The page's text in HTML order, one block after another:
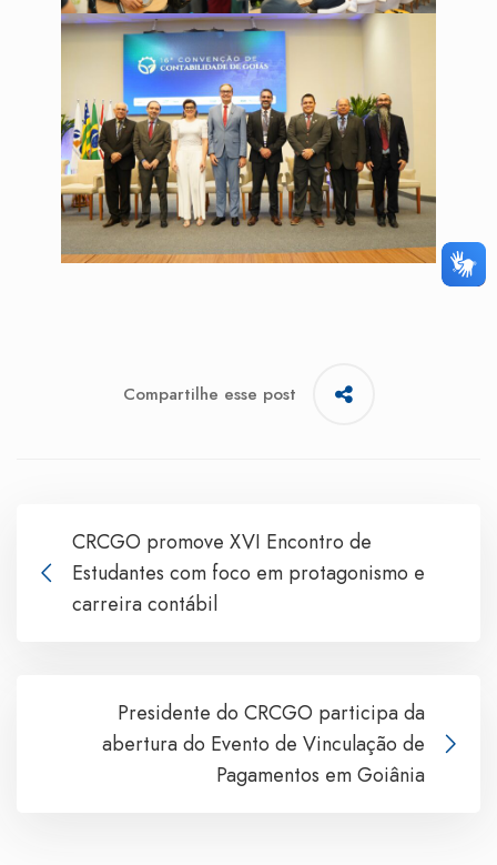
Compartilhe esse post
CRCGO promove XVI Encontro de
Estudantes com foco em protagonismo e
carreira contábil
Presidente do CRCGO participa da
abertura do Evento de Vinculação de
Pagamentos em Goiânia